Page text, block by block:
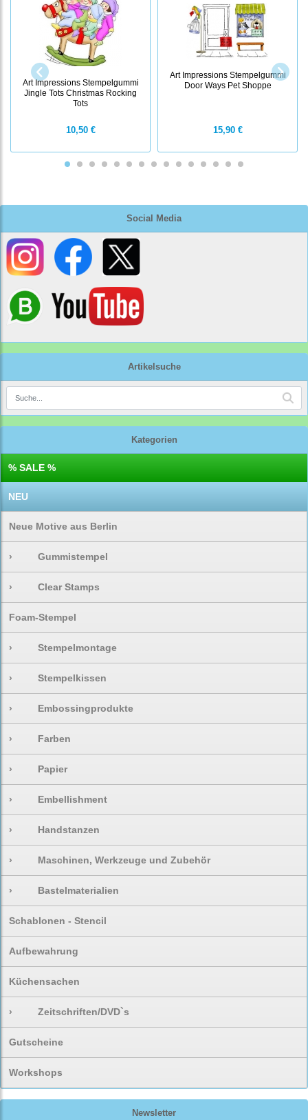
Social Media
Artikelsuche
Kategorien
% SALE %
NEU
Neue Motive aus Berlin
› Gummistempel
› Clear Stamps
Foam-Stempel
› Stempelmontage
› Stempelkissen
› Embossingprodukte
› Farben
› Papier
› Embellishment
› Handstanzen
› Maschinen, Werkzeuge und Zubehör
› Bastelmaterialien
Schablonen - Stencil
Aufbewahrung
Küchensachen
› Zeitschriften/DVD`s
Gutscheine
Workshops
Newsletter
Art Impressions Stempelgummi
Jingle Tots Christmas Rocking
Tots
10,50 €
Art Impressions Stempelgummi
Door Ways Pet Shoppe
15,90 €